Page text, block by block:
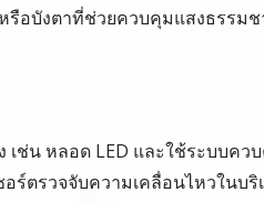
อบังตาที่ช่วยควบคุมแสงธรรมช
ช่น หลอด LED และใช้ระบบคว
ร์ตรวจจับความเคลื่อนไหวในบ